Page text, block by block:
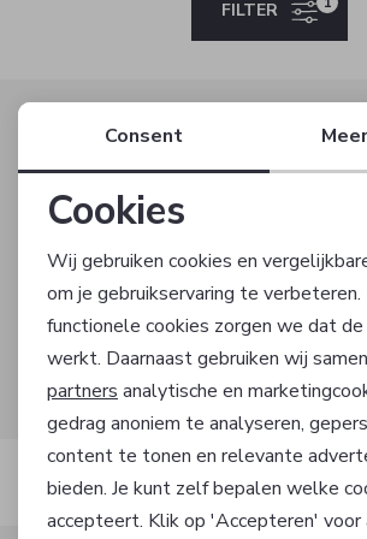
Shirts en tops
Truien en vesten
Truien en vesten
FILTER
Altijd als eerste op de hoogte
gelijk €5,- korting!
AANMELDEN
Hoe we met je data omgaan? Bekijk dit
privacyverklaring.
Automatisch sparen voor
Personalisatie cookies
Analytische cookies
Marketing cookies
Consent
Cookies
Wij gebruiken cookies en
om je gebruikservaring te
functionele cookies zorgen we dat
werkt. Daarnaast gebruiken wij
partners analytische en
gedrag anoniem te analyseren,
content te tonen en relevante
bieden. Je kunt zelf bepalen welke
accepteert. Klik op 'Accepteren' voor